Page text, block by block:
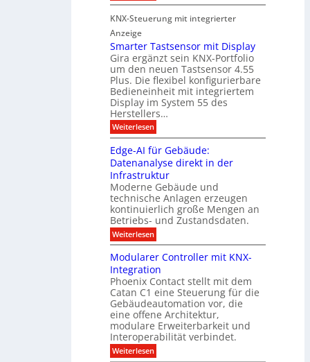
T
c
h
n
o
l
o
g
e
s
t
e
k
e
n
n
u
n
g
m
i
t
A
n
s
a
g
r
a
u
c
h
m
e
l
ö
f
n
e
t
n
e
u
e
s
A
u
s
b
i
l
d
u
n
g
s
z
e
n
t
r
u
S
c
e
r
h
e
i
t
s
e
x
p
o
M
ü
n
c
h
e
n
2
0
2
6
g
h
t
e
r
f
o
l
g
r
KNX-Steuerung mit integrierter
Anzeige
Smarter Tastsensor mit Display
Gira ergänzt sein KNX-Portfolio
um den neuen Tastsensor 4.55
Plus. Die flexibel konfigurierbare
Bedieneinheit mit integriertem
Display im System 55 des
Herstellers…
Weiterlesen:
S
m
a
r
t
e
r
T
a
s
t
s
n
s
o
r
m
i
t
D
i
s
p
Edge-AI für Gebäude:
Datenanalyse direkt in der
Infrastruktur
Moderne Gebäude und
technische Anlagen erzeugen
kontinuierlich große Mengen an
Betriebs- und Zustandsdaten.
Weiterlesen:
E
g
e
-
A
I
f
ü
r
G
e
b
Modularer Controller mit KNX-
Integration
Phoenix Contact stellt mit dem
Catan C1 eine Steuerung für die
Gebäudeautomation vor, die
eine offene Architektur,
modulare Erweiterbarkeit und
Interoperabilität verbindet.
Weiterlesen:
M